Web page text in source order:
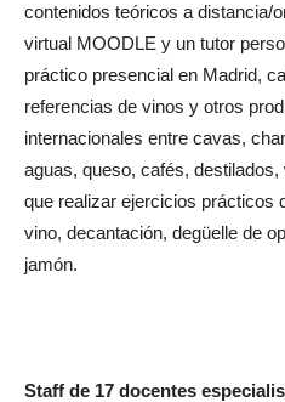
contenidos teóricos a distancia/
virtual MOODLE y un tutor
práctico presencial en Madrid,
referencias de vinos y otros
internacionales entre cavas,
aguas, queso, cafés,
que realizar ejercicios prácticos
vino, decantación, degüelle de
jamón.
Staff de 17 docentes